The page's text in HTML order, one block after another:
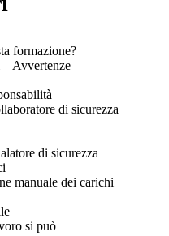
formazione?
Avvertenze
di sicurezza
di sicurezza
manuale dei carichi
si può